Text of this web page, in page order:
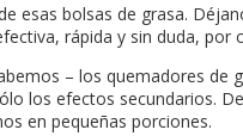
esas bolsas de grasa.
rápida y sin duda,
– los quemadores de
los efectos secundarios.
en pequeñas porciones.